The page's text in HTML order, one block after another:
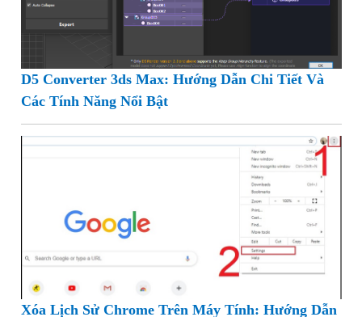
D5 Converter 3ds Max: Hướng Dẫn Chi Tiết Và
Các Tính Năng Nổi Bật
Xóa Lịch Sử Chrome Trên Máy Tính: Hướng Dẫn